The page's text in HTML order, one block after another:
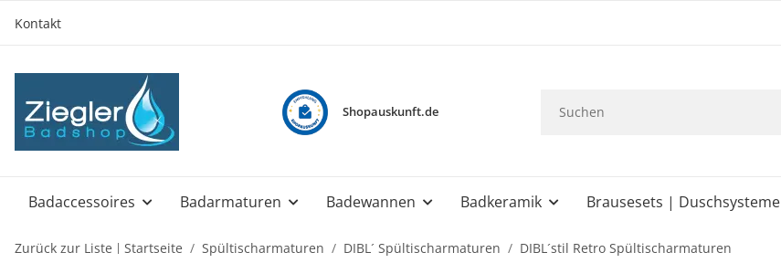
Kontakt
Shopauskunft.de
Badaccessoires Badarmaturen Badewannen Badkeramik Brausesets | Duschsysteme
Zurück zur Liste Startseite Spültischarmaturen DIBL´ Spültischarmaturen DIBL´stil Retro Spültischarmaturen